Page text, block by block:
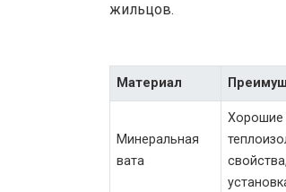
жильцов.
Материал
Минеральная
вата
Хорошие